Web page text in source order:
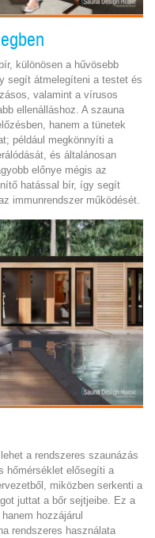
különösen a hűvösebb
segít átmelegíteni a testet és
valamint a vírusos
ellenálláshoz. A szauna
hanem a tünetek
például megkönnyíti a
és általánosan
előnye mégis az
hatással bír, így segít
immunrendszer működését.
a rendszeres szaunázás
hőmérséklet elősegíti a
miközben serkenti a
juttat a bőr sejtjeibe. Ez a
hozzájárul
rendszeres használata